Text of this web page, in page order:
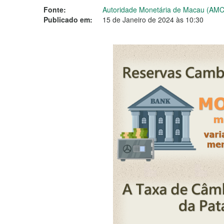
Fonte:
Autoridade Monetária de Macau
Publicado em:
15 de Janeiro de 2024 às 10:30